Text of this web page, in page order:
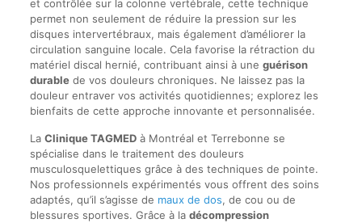
et contrôlée sur la colonne vertébrale, cette technique
permet non seulement de réduire la pression sur les
disques intervertébraux, mais également d’améliorer la
circulation sanguine locale. Cela favorise la rétraction du
matériel discal hernié, contribuant ainsi à une guérison
durablede vos douleurs chroniques. Ne laissez pas la
douleur entraver vos activités quotidiennes; explorez les
bienfaits de cette approche innovante et personnalisée.
La Clinique TAGMEDà Montréal et Terrebonne se
spécialise dans le traitement des douleurs
musculosquelettiques grâce à des techniques de pointe.
Nos professionnels expérimentés vous offrent des soins
adaptés, qu’il s’agisse de maux de dos, de cou ou de
blessures sportives. Grâce à la décompression